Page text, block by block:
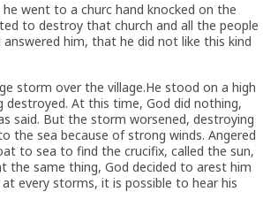
went to a churc hand knocked on the
to destroy that church and all the people
him, that he did not like this kind
storm over the village.He stood on a high
destroyed. At this time, God did nothing,
said. But the storm worsened, destroying
the sea because of strong winds. Angered
to sea to find the crucifix, called the sun,
the same thing, God decided to arest him
every storms, it is possible to hear his